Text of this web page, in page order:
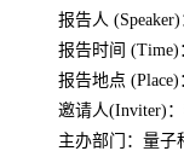
报告人
报告时间 (Time)
报告地点 (Place)
邀请人(Inviter)
主办部门：量子